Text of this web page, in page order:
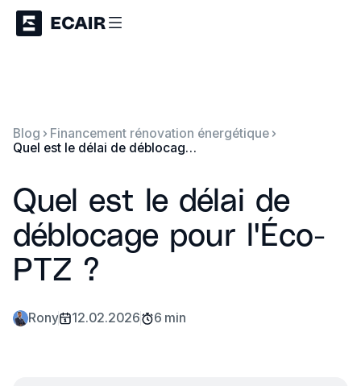
Blog
Financement rénovation énergétique
Quel est le délai de déblocage pour l'Éco-PTZ ?
Quel est le délai de
déblocage pour l'Éco-
PTZ ?
Rony 12.02.2026 6 min